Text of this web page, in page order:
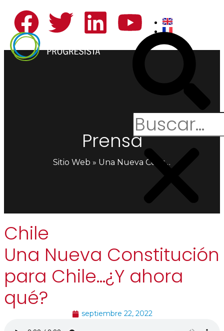
Prensa
Sitio Web » Una Nueva Constitución para Chile…¿Y ahora qué?
Chile
Una Nueva Constitución
para Chile…¿Y ahora
qué?
septiembre 22, 2022